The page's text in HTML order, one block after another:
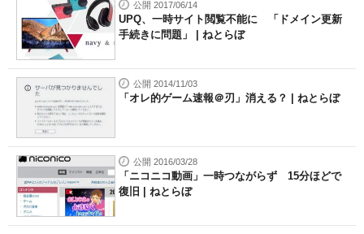
公開 2017/06/14
UPQ、一時サイト閲覧不能に 「ドメイン更新
手続きに問題」 | ねとらぼ
公開 2014/11/03
「オレ的ゲーム速報＠刃」消える？ | ねとらぼ
公開 2016/03/28
「ニコニコ動画」一時つながらず 15分ほどで
復旧 | ねとらぼ